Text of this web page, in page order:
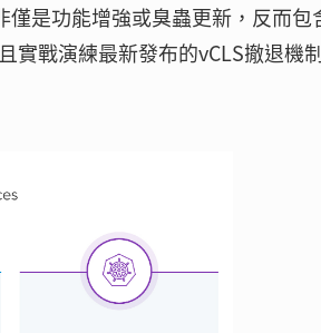
是功能增強或臭蟲更新，反而包
實戰演練最新發布的vCLS撤退機